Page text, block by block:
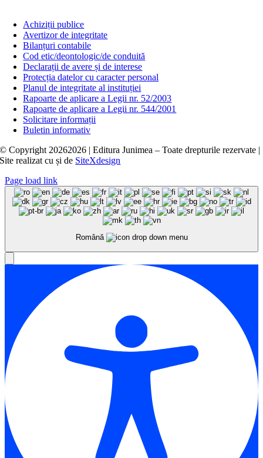
Achiziții publice
Avertizor de integritate
Bilanțuri contabile
Cod etic/deontologic/de conduită
Declarații de avere și de interese
Protecția datelor cu caracter personal
Planul de integritate al instituției
Rapoarte de aplicare a Legii nr. 52/2003
Rapoarte de aplicare a Legii nr. 544/2001
Solicitare informații
Buletin informativ
© Copyright 20262026 | Editura Junimea – Toate drepturile rezervate |
Site realizat cușide SiteXdesign
Page load link
Română